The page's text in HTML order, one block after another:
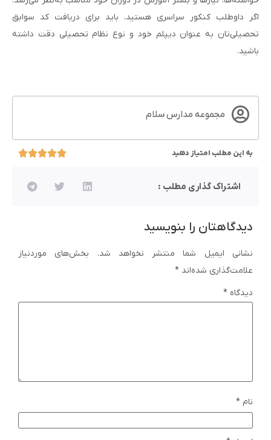
اگر داوطلب کنکور سراسری هستید، باید برای دریافت کد سوابق
تحصیلی‌تان به عنوان دیپلم خود و نوع نظام تحصیلی دقت داشته
باشید.
مجموعه مدارس سلام
به این مطلب امتیاز دهید
اشتراک گذاری مطلب :
دیدگاهتان را بنویسید
نشانی ایمیل شما منتشر نخواهد شد.
بخش‌های موردنیاز
علامت‌گذاری شده‌اند *
دیدگاه *
نام *